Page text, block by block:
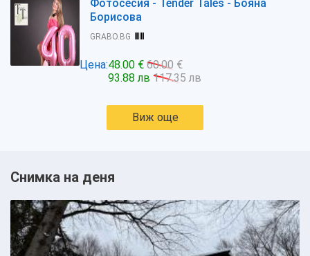
Фотосесия - Tender Tales - Бояна
Борисова
GRABO.BG
Цена:48.00 € 60.00 €
93.88 лв 117.35 лв
Виж още
Снимка на деня